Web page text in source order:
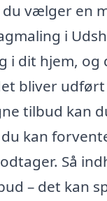
vælger en
i
i dit hjem, og
bliver
tilbud kan
kan
Så
– det kan